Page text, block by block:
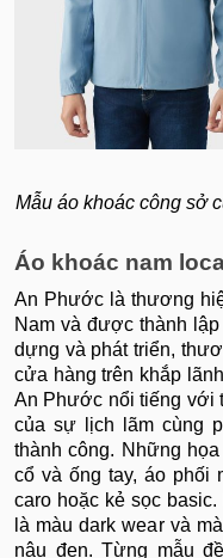
Mẫu áo khoác công sở
Áo khoác nam
An Phước là thương
Nam và được thành
dựng và phát triển,
cửa hàng trên khắp
An Phước nổi tiếng với
của sự lịch lãm cùng
thành công. Những
cổ và ống tay, áo phối
caro hoặc kẻ sọc
là màu dark wear và
nâu đen. Từng mẫu